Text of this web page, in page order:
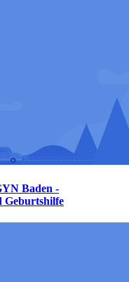
Baden -
Geburtshilfe